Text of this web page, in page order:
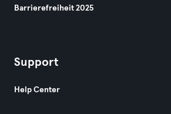
Barrierefreiheit 2025
Support
Help Center